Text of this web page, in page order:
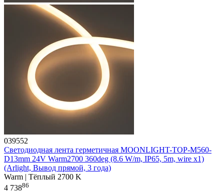
039552
Светодиодная лента герметичная MOONLIGHT-TOP-M560-
D13mm 24V Warm2700 360deg (8.6 W/m, IP65, 5m, wire x1)
(Arlight, Вывод прямой, 3 года)
Warm | Тёплый 2700 K
4 73886